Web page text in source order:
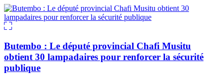
Butembo : Le député provincial Chafi Musitu
obtient 30 lampadaires pour renforcer la sécurité
publique